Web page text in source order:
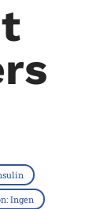
Ingen